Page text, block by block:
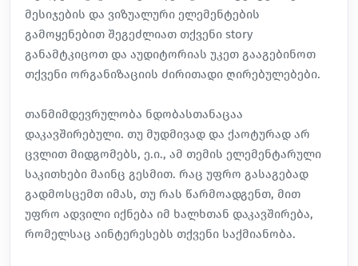
მესიჯების და ვიზუალური ელემენტების
გამოყენებით შეგეძლიათ თქვენი story
განამტკიცოთ და აუდიტორიას უკეთ გააგებინოთ
თქვენი ორგანიზაციის ძირითადი ღირებულებები.
თანმიმდევრულობა ნდობასთანაცაა
დაკავშირებული. თუ მუდმივად და ქაოტურად არ
ცვლით მიდგომებს, ე.ი., ამ თემის ელემენტარული
საკითხები მაინც გესმით. რაც უფრო გასაგებად
გადმოსცემთ იმას, თუ რას წარმოადგენთ, მით
უფრო ადვილი იქნება იმ ხალხთან დაკავშირება,
რომელსაც აინტერესებს თქვენი საქმიანობა.